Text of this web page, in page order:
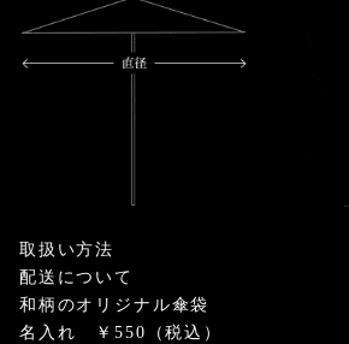
取扱い方法
配送について
和柄のオリジナル傘袋
名入れ ￥550（税込）